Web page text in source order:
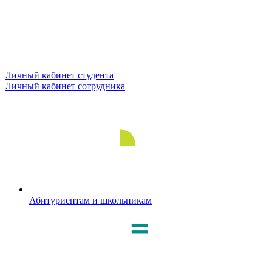
Личный кабинет студента
Личный кабинет сотрудника
Абитуриентам и школьникам